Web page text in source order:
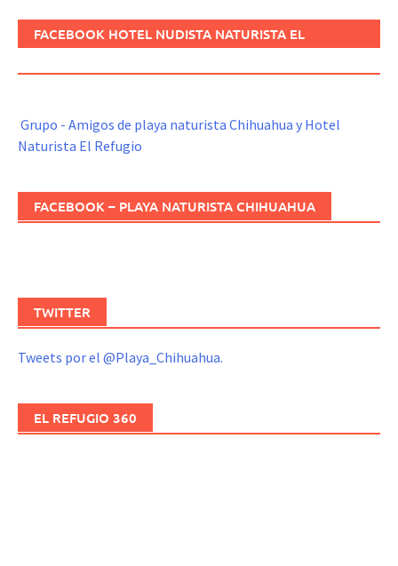
FACEBOOK HOTEL NUDISTA NATURISTA EL
Grupo - Amigos de playa naturista Chihuahua y Hotel
Naturista El Refugio
FACEBOOK – PLAYA NATURISTA CHIHUAHUA
TWITTER
Tweets por el @Playa_Chihuahua.
EL REFUGIO 360